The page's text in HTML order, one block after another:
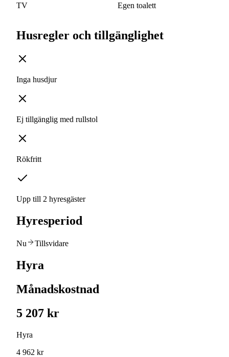
TV Egen toalett
Husregler och tillgänglighet
Inga husdjur
Ej tillgänglig med rullstol
Rökfritt
Upp till 2 hyresgäster
Hyresperiod
Nu Tillsvidare
Hyra
Månadskostnad
5 207 kr
Hyra
4 962 kr